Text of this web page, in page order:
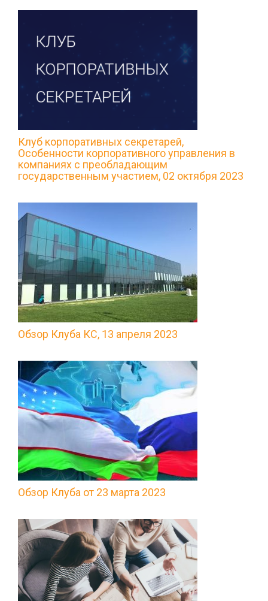
Клуб корпоративных секретарей,
Особенности корпоративного управления в
компаниях с преобладающим
государственным участием, 02 октября 2023
Обзор Клуба КС, 13 апреля 2023
Обзор Клуба от 23 марта 2023